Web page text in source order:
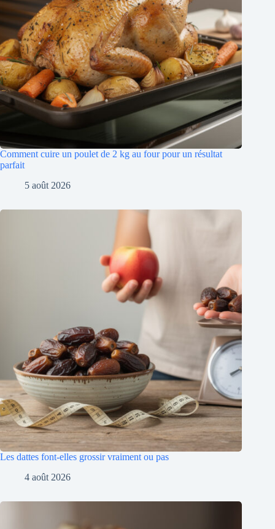
Comment cuire un poulet de 2 kg au four pour un résultat
parfait
5 août 2026
Les dattes font-elles grossir vraiment ou pas
4 août 2026